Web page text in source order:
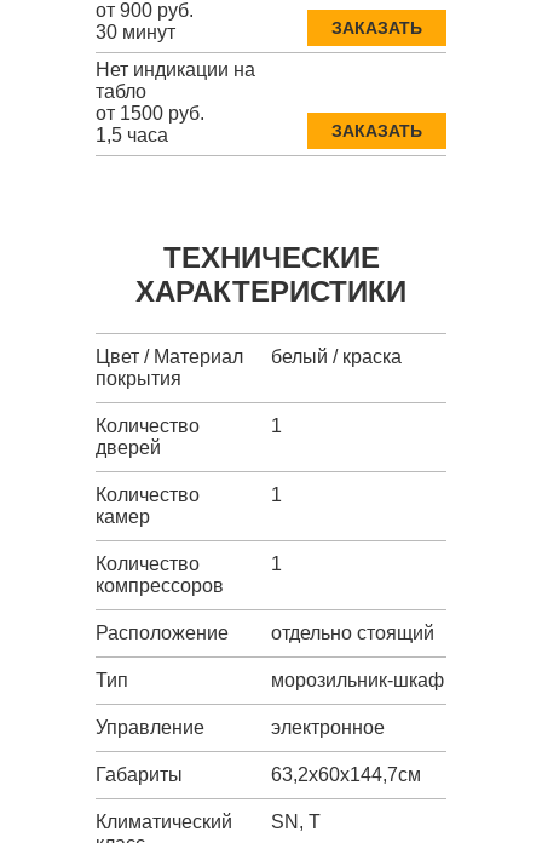
от 900 руб.
30 минут
ЗАКАЗАТЬ
Нет индикации на
табло
от 1500 руб.
1,5 часа
ЗАКАЗАТЬ
ТЕХНИЧЕСКИЕ
ХАРАКТЕРИСТИКИ
Цвет / Материал
покрытия
белый / краска
Количество
дверей
1
Количество
камер
1
Количество
компрессоров
1
Расположение отдельно стоящий
Тип морозильник-шкаф
Управление электронное
Габариты 63,2х60х144,7см
Климатический
SN, T